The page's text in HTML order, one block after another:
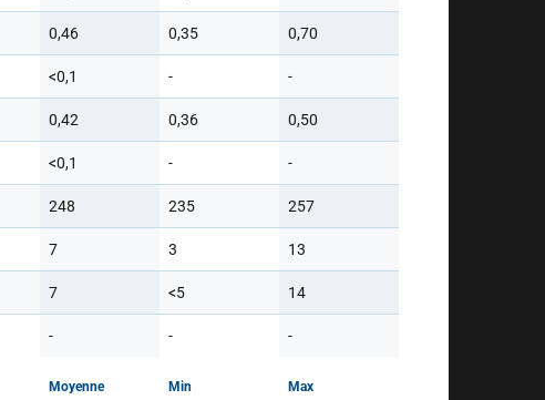
0,46 0,35 0,70
<0,1 - -
0,42 0,36 0,50
<0,1 - -
248 235 257
7 3 13
7 <5 14
- - -
Moyenne Min Max